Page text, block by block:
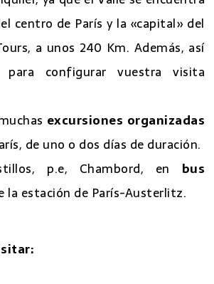
centro de París y la «capital» del
a unos 240 Km. Además, así
para configurar vuestra visita
excursiones organizadas
de uno o dos días de duración.
p.e, Chambord, en bus
la estación de París-Austerlitz.